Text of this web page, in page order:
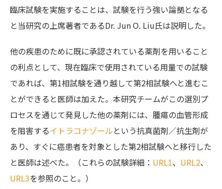
臨床試験を実施することは、試験を行う強い論拠となる
と当研究の上席著者であるDr. Jun O. Liu氏は説明した。
他の疾患のために既に承認されている薬剤を用いること
の利点として、現在臨床で使用されている用量での試験
であれば、第1相試験を通り越して第2相試験へと進むこ
とができると医師は加えた。本研究チームがこの選別プ
ロセスを通じて発見した他の薬剤には、腫瘍の血管形成
を阻害するイトラコナゾールという抗真菌剤／抗生剤が
あり、すぐに癌患者を対象とした第2相試験へと移行した
と医師は述べた。（これらの試験詳細： URL1、 URL2、
URL3を参照のこと。）